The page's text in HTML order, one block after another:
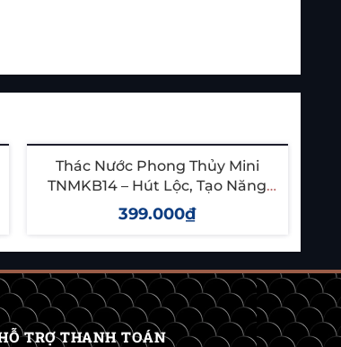
Thác Nước Phong Thủy Mini
TNMKB14 – Hút Lộc, Tạo Năng
Lượng Tích Cực Cho Không Gian
Sống
399.000₫
TRỢ THANH TOÁN